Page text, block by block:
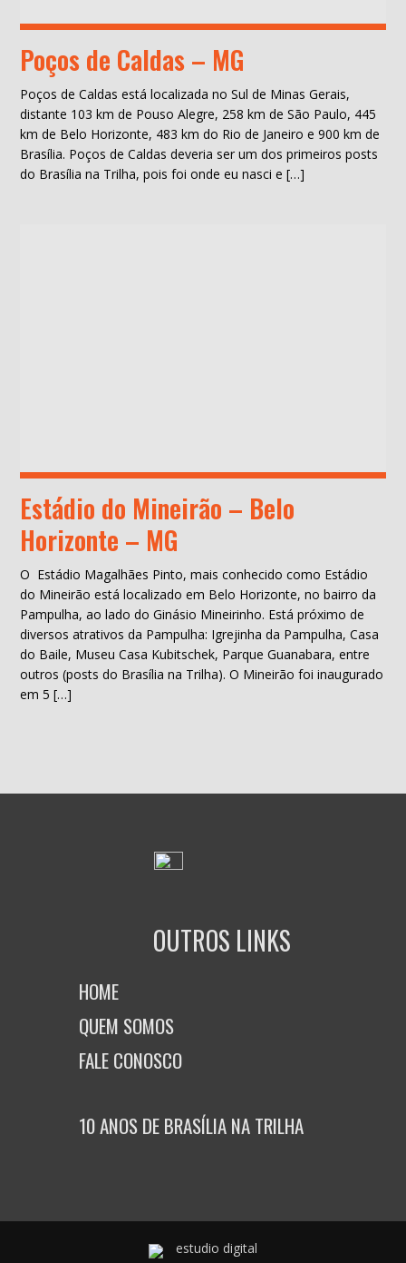
Poços de Caldas – MG
Poços de Caldas está localizada no Sul de Minas Gerais,
distante 103 km de Pouso Alegre, 258 km de São Paulo, 445
km de Belo Horizonte, 483 km do Rio de Janeiro e 900 km de
Brasília. Poços de Caldas deveria ser um dos primeiros posts
do Brasília na Trilha, pois foi onde eu nasci e […]
Estádio do Mineirão – Belo
Horizonte – MG
O Estádio Magalhães Pinto, mais conhecido como Estádio
do Mineirão está localizado em Belo Horizonte, no bairro da
Pampulha, ao lado do Ginásio Mineirinho. Está próximo de
diversos atrativos da Pampulha: Igrejinha da Pampulha, Casa
do Baile, Museu Casa Kubitschek, Parque Guanabara, entre
outros (posts do Brasília na Trilha). O Mineirão foi inaugurado
em 5 […]
OUTROS LINKS
HOME
QUEM SOMOS
FALE CONOSCO
10 ANOS DE BRASÍLIA NA TRILHA
estudio digital